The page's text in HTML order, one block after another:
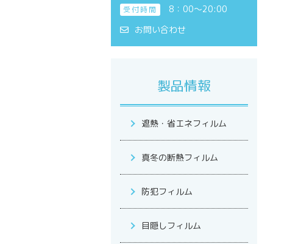
受付時間
8：00～20:00
お問い合わせ
製品情報
遮熱・省エネフィルム
真冬の断熱フィルム
防犯フィルム
目隠しフィルム